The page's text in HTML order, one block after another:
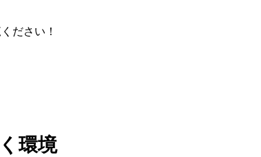
ださい！
環境